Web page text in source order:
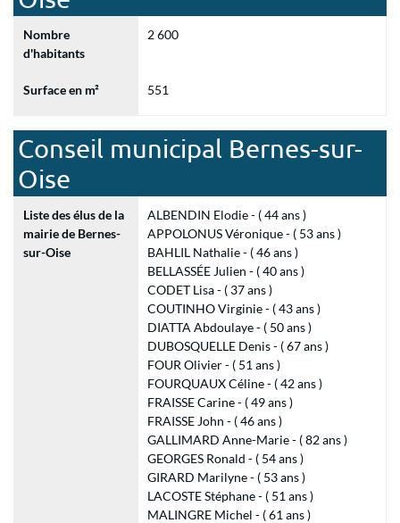
Nombre
d'habitants
2 600
Surface en m² 551
Conseil municipal Bernes-sur-
Oise
Liste des élus de la
mairie de Bernes-
sur-Oise
ALBENDIN Elodie - ( 44 ans )
APPOLONUS Véronique - ( 53 ans )
BAHLIL Nathalie - ( 46 ans )
BELLASSÉE Julien - ( 40 ans )
CODET Lisa - ( 37 ans )
COUTINHO Virginie - ( 43 ans )
DIATTA Abdoulaye - ( 50 ans )
DUBOSQUELLE Denis - ( 67 ans )
FOUR Olivier - ( 51 ans )
FOURQUAUX Céline - ( 42 ans )
FRAISSE Carine - ( 49 ans )
FRAISSE John - ( 46 ans )
GALLIMARD Anne-Marie - ( 82 ans )
GEORGES Ronald - ( 54 ans )
GIRARD Marilyne - ( 53 ans )
LACOSTE Stéphane - ( 51 ans )
MALINGRE Michel - ( 61 ans )